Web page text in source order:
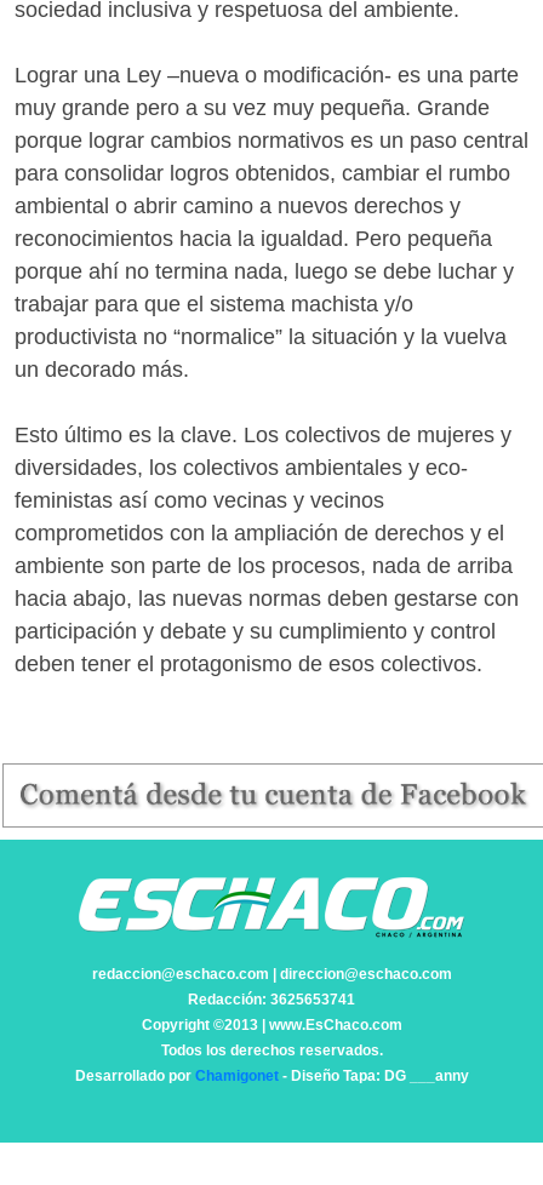
sociedad inclusiva y respetuosa del ambiente.
Lograr una Ley –nueva o modificación- es una parte
muy grande pero a su vez muy pequeña. Grande
porque lograr cambios normativos es un paso central
para consolidar logros obtenidos, cambiar el rumbo
ambiental o abrir camino a nuevos derechos y
reconocimientos hacia la igualdad. Pero pequeña
porque ahí no termina nada, luego se debe luchar y
trabajar para que el sistema machista y/o
productivista no “normalice” la situación y la vuelva
un decorado más.
Esto último es la clave. Los colectivos de mujeres y
diversidades, los colectivos ambientales y eco-
feministas así como vecinas y vecinos
comprometidos con la ampliación de derechos y el
ambiente son parte de los procesos, nada de arriba
hacia abajo, las nuevas normas deben gestarse con
participación y debate y su cumplimiento y control
deben tener el protagonismo de esos colectivos.
redaccion@eschaco.com | direccion@eschaco.com
Redacción: 3625653741
Copyright ©2013 | www.EsChaco.com
Todos los derechos reservados.
Desarrollado por Chamigonet- Diseño Tapa: DG ___anny